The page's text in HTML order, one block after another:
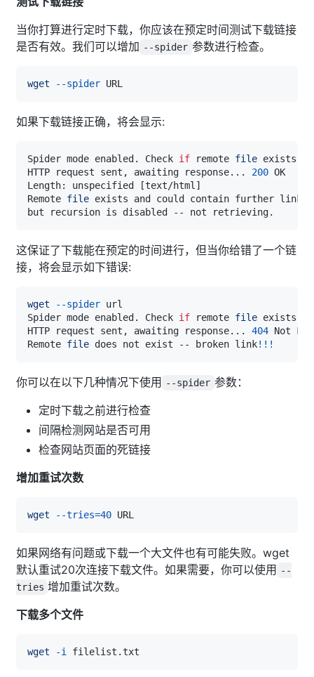
当你打算进行定时下载，你应该在预定时间测试下载链接
是否有效。我们可以增加 --spider 参数进行检查。
wget --spider
如果下载链接正确，将会显示:
Spider mode enabled. Check if remote file
HTTP request sent, awaiting response.. . 200
Length: unspecified
[text/html ]
Remote file
这保证了下载能在预定的时间进行，但当你给错了一个链
接，将会显示如下错误:
wget --spider
Spider mode enabled. Check if remote file
HTTP request sent, awaiting response.. . 404
Remote file does not exist -- broken link! ! !
你可以在以下几种情况下使用 --spider 参数：
定时下载之前进行检查
间隔检测网站是否可用
检查网站页面的死链接
增加重试次数
wget --tries=40
如果网络有问题或下载一个大文件也有可能失败。wget
默认重试20次连接下载文件。如果需要，你可以使用 --
tries 增加重试次数。
下载多个文件
wget -i